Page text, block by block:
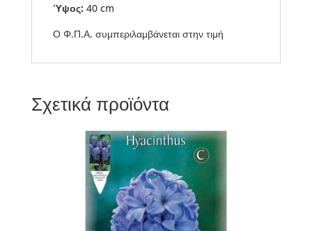
Ύψος: 40 cm
Ο Φ.Π.Α. συμπεριλαμβάνεται στην τιμή
Σχετικά προϊόντα